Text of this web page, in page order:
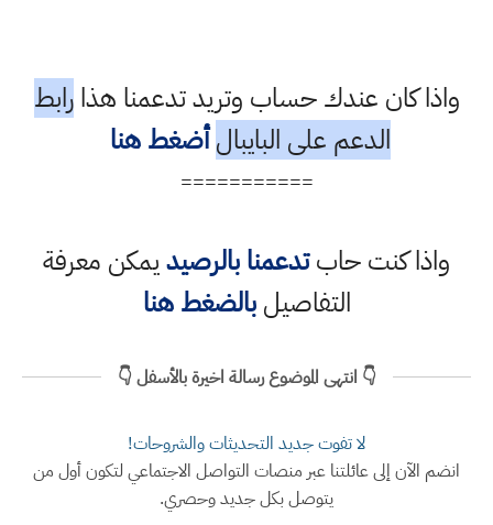
واذا كان عندك حساب وتريد تدعمنا هذارابط
الدعم على البايبال أضغط هنا
===========
واذا كنت حابتدعمنا بالرصيديمكن معرفة
التفاصيلبالضغط هنا
👇 انتهى الموضوع رسالة اخيرة بالأسفل 👇
لا تفوت جديد التحديثات والشروحات!
انضم الآن إلى عائلتنا عبر منصات التواصل الاجتماعي لتكون أول من
يتوصل بكل جديد وحصري.